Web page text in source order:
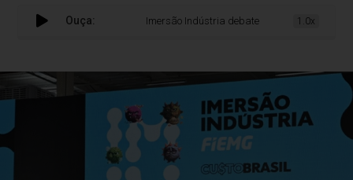
Ouça: Imersão Indústria debate desafios estruturais
1.0x